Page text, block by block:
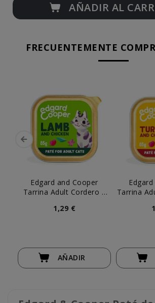
AÑADIR AL
FRECUENTEMENTE
Edgard and Cooper
Tarrina Adult Cordero y
1,29 €
AÑADIR
Tarrina